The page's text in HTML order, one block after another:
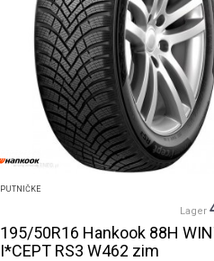
PUTNIČKE
Lager
195/50R16 Hankook 88H
I*CEPT RS3 W462 zim